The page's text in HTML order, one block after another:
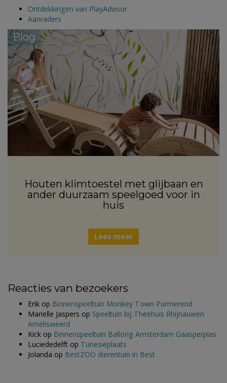
Ontdekkingen van PlayAdvisor
Aanraders
Blog
Houten klimtoestel met glijbaan en
ander duurzaam speelgoed voor in
huis
Lees meer
Reacties van bezoekers
Erik op Binnenspeeltuin Monkey Town Purmerend
Marielle Jaspers op Speeltuin bij Theehuis Rhijnauwen
Amelisweerd
Kick op Binnenspeeltuin Ballorig Amsterdam Gaasperplas
Luciededelft op Tunesiëplaats
Jolanda op BestZOO dierentuin in Best